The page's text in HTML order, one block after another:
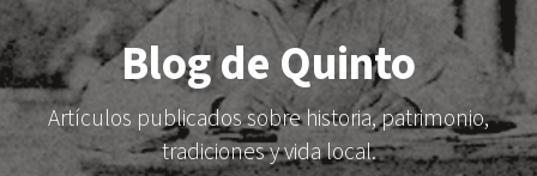
Blog de Quinto
Artículos publicados sobre historia, patrimonio,
tradiciones y vida local.